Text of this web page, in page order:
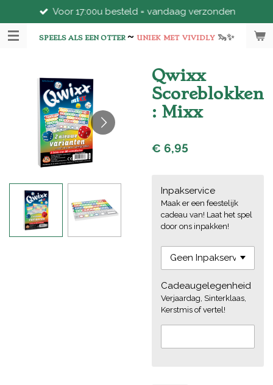
direct
naar
SPEELS ALS EEN OTTER~ UNIEK MET VIVIDLY 🦦✨
Voor 17:00u besteld = vandaag verzonden
Qwixx
Scoreblokken
: Mixx
€ 6,95
Inpakservice
Maak er een feestelijk
cadeau van! Laat het spel
door ons inpakken!
Cadeaugelegenheid
Verjaardag, Sinterklaas,
Kerstmis of vertel!